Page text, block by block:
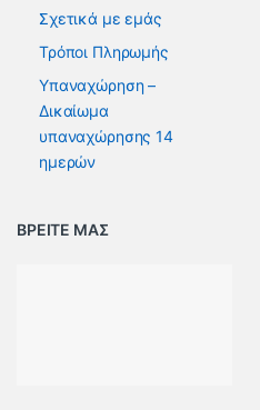
Σχετικά με εμάς
Τρόποι Πληρωμής
Υπαναχώρηση –
Δικαίωμα
υπαναχώρησης 14
ημερών
ΒΡΕΙΤΕ ΜΑΣ